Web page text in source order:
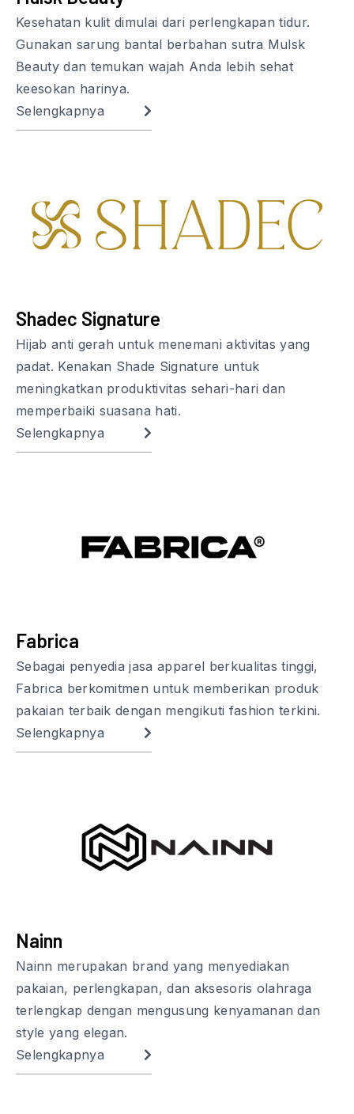
Kesehatan kulit dimulai dari perlengkapan tidur.
Gunakan sarung bantal berbahan sutra Mulsk
Beauty dan temukan wajah Anda lebih sehat
keesokan harinya.
Selengkapnya
Shadec Signature
Hijab anti gerah untuk menemani aktivitas yang
padat. Kenakan Shade Signature untuk
meningkatkan produktivitas sehari-hari dan
memperbaiki suasana hati.
Selengkapnya
Fabrica
Sebagai penyedia jasa apparel berkualitas tinggi,
Fabrica berkomitmen untuk memberikan produk
pakaian terbaik dengan mengikuti fashion terkini.
Selengkapnya
Nainn
Nainn merupakan brand yang menyediakan
pakaian, perlengkapan, dan aksesoris olahraga
terlengkap dengan mengusung kenyamanan dan
style yang elegan.
Selengkapnya